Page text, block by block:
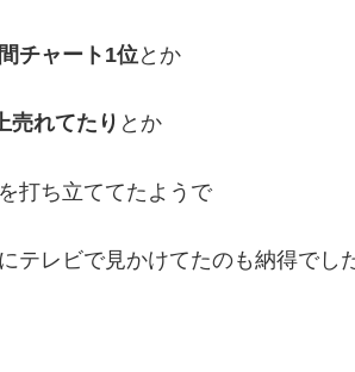
チャート1位とか
売れてたり とか
打ち立ててたようで
テレビで見かけてたのも納得でし